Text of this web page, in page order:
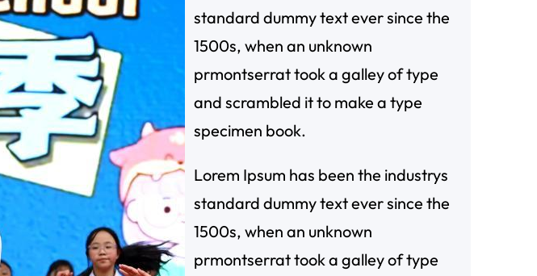
standard dummy text ever since the
1500s, when an unknown
prmontserrat took a galley of type
and scrambled it to make a type
specimen book.
Lorem Ipsum has been the industrys
standard dummy text ever since the
1500s, when an unknown
prmontserrat took a galley of type